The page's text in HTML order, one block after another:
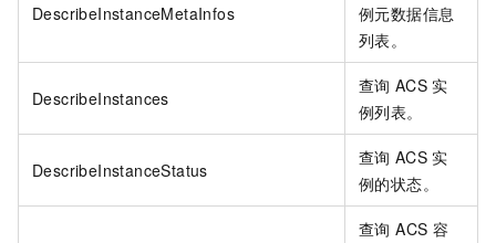
DescribeInstanceMetaInfos
例元数据信息
列表。
DescribeInstances
查询 ACS 实
例列表。
DescribeInstanceStatus
查询 ACS 实
例的状态。
查询 ACS 容